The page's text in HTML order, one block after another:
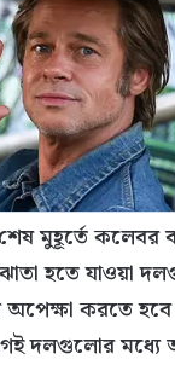
শেষ মুহূর্তে
হতে যাওয়া
অপেক্ষা করতে
দলগুলোর